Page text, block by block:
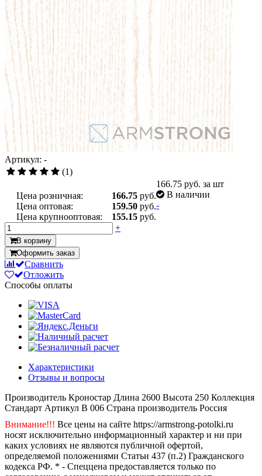
Артикул: -
(1)
Цена розничная: 166.75 руб.
Цена оптовая:
159.50 руб.
Цена крупнооптовая:
155.15 руб.
166.75 руб. за шт
В наличии
-
+
В корзину
Оформить заказ
Сравнить
Отложить
Способы оплаты
Характеристики
Отзывы и вопросы
Производитель Кроностар Длина 2600 Высота 250 Коллекция
Стандарт Артикул B 006 Страна производитель Россия
Внимание!!! Все цены на сайте https://armstrong-potolki.ru
носят исключительно информационный характер и ни при
каких условиях не являются публичной офертой,
определяемой положениями Статьи 437 (п.2) Гражданского
кодекса РФ. * - Спеццена предоставляется только по